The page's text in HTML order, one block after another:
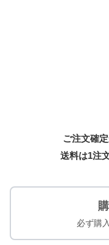
ご注文確
送料は1注
必ず購